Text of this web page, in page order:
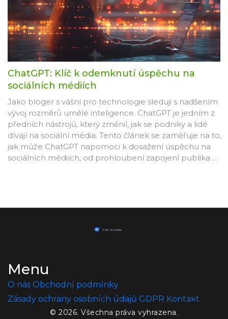
ChatGPT: Klíč k odemknutí úspěchu na
sociálních médiích
Jako bloger s vášní pro technologie sleduji s nadšením
vývoj rozměrů umělé inteligence. ChatGPT je jedním z
předních nástrojů, který změnil, jak se podniky a lidé
dívají na sociální média. Tento článek se zaměřuje na to,
jak může ChatGPT napomoci k dosažení úspěchu na
sociálních médiích, od prohloubení zapojení publika po
Menu
O nás Obchodní podmínky
Zásady ochrany osobních údajů GDPR Kontakt
© 2026. Všechna práva vyhrazena.